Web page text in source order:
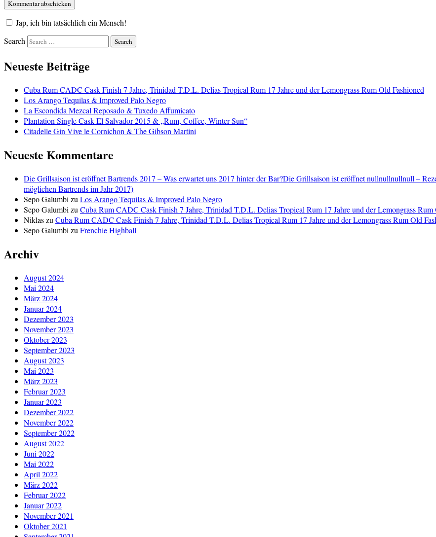
Jap, ich bin tatsächlich ein Mensch!
Search
Neueste Beiträge
Cuba Rum CADC Cask Finish 7 Jahre, Trinidad T.D.L. Delias Tropical Rum 17 Jahre und der Lemongrass Rum Old Fashioned
Los Arango Tequilas & Improved Palo Negro
La Escondida Mezcal Reposado & Tuxedo Affumicato
Plantation Single Cask El Salvador 2015 & „Rum, Coffee, Winter Sun“
Citadelle Gin Vive le Cornichon & The Gibson Martini
Neueste Kommentare
Die Grillsaison ist eröffnet Bartrends 2017 – Was erwartet uns 2017 hinter der Bar?Die Grillsaison ist eröffnet nullnullnullnull –
möglichen Bartrends im Jahr 2017)
Sepo Galumbi zu Los Arango Tequilas & Improved Palo Negro
Sepo Galumbi zu Cuba Rum CADC Cask Finish 7 Jahre, Trinidad T.D.L. Delias Tropical Rum 17 Jahre und der Lemongrass Rum
Niklaszu Cuba Rum CADC Cask Finish 7 Jahre, Trinidad T.D.L. Delias Tropical Rum 17 Jahre und der Lemongrass Rum Old
Sepo Galumbi zu Frenchie Highball
Archiv
August 2024
Mai 2024
März 2024
Januar 2024
Dezember 2023
November 2023
Oktober 2023
September 2023
August 2023
Mai 2023
März 2023
Februar 2023
Januar 2023
Dezember 2022
November 2022
September 2022
August 2022
Juni 2022
Mai 2022
April 2022
März 2022
Februar 2022
Januar 2022
November 2021
Oktober 2021